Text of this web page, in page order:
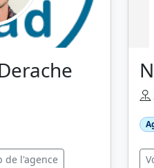
de l'agence